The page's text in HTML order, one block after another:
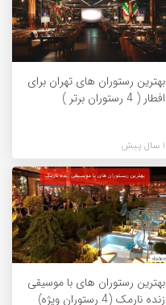
بهترین رستوران های تهران برای
افطار ( 4 رستوران برتر )
1 سال پیش
بهترین رستوران های با موسیقی
زنده نارمک (4 رستوران ویژه)